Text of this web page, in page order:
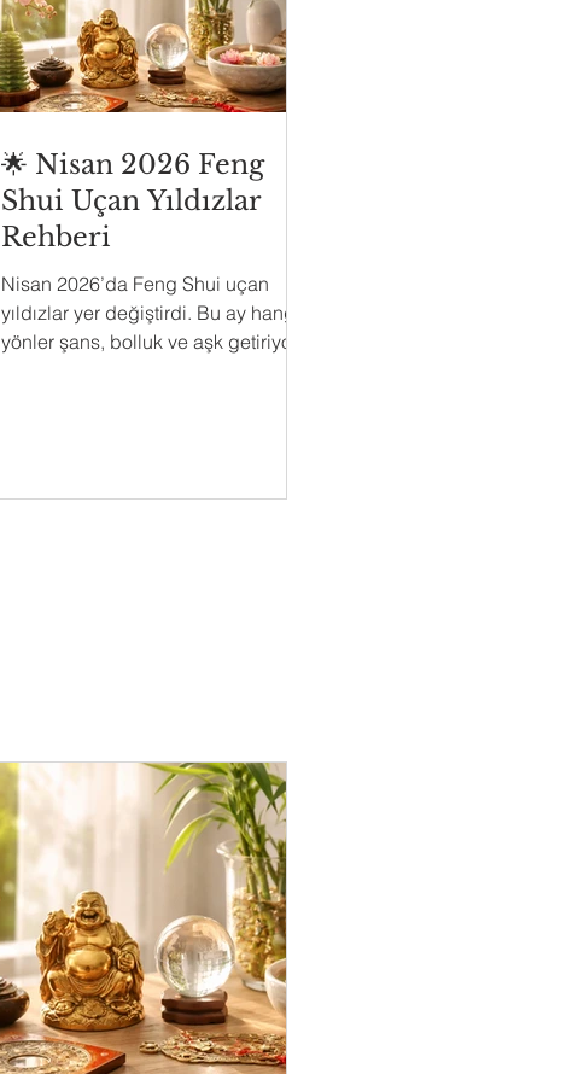
🌟 Nisan 2026 Feng
Shui Uçan Yıldızlar
Rehberi
Nisan 2026’da Feng Shui uçan
yıldızlar yer değiştirdi. Bu ay hangi
yönler şans, bolluk ve aşk getiriyor;